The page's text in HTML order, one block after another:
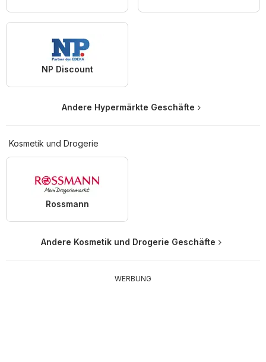
NP Discount
Andere Hypermärkte Geschäfte
Kosmetik und Drogerie
Rossmann
Andere Kosmetik und Drogerie Geschäfte
WERBUNG